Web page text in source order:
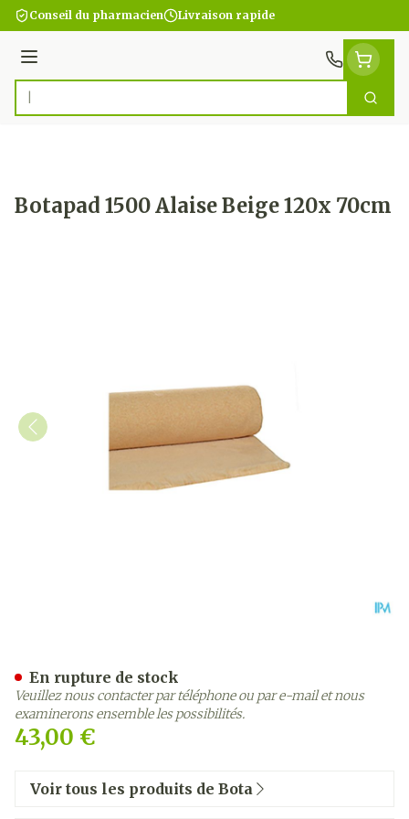
Aller au contenu
Conseil du pharmacien Livraison rapide
Menu
Rechercher
Botapad 1500 Alaise Beige 120x 70cm
43,00 €
En rupture de stock
Veuillez nous contacter par téléphone ou par e-mail et nous
examinerons ensemble les possibilités.
Voir tous les produits de Bota